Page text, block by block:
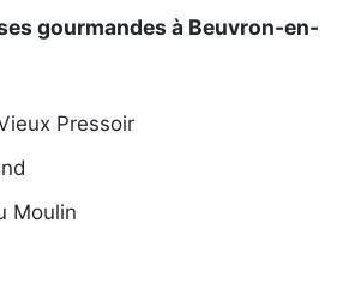
gourmandes à Beuvron-en-
Pressoir
Moulin